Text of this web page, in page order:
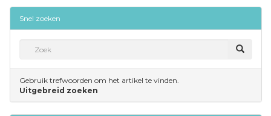
Snel zoeken
Gebruik trefwoorden om het artikel te vinden.
Uitgebreid zoeken